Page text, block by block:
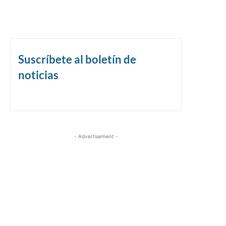
Suscríbete al boletín de
noticias
- Advertisement -